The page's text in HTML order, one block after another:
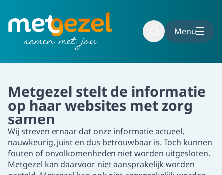
Naar hoofdinhoud
Naar voettekst
Menu
Metgezel stelt de informatie
op haar websites met zorg
samen
Wij streven ernaar dat onze informatie actueel,
nauwkeurig, juist en dus betrouwbaar is. Toch kunnen
fouten of onvolkomenheden niet worden uitgesloten.
Metgezel kan daarvoor niet aansprakelijk worden